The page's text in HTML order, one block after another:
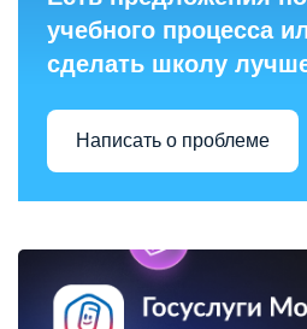
учебного процесса
сделать школу
Написать о проблеме